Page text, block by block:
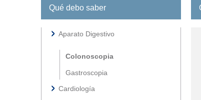
Qué debo saber
Aparato Digestivo
Colonoscopia
Gastroscopia
Cardiología